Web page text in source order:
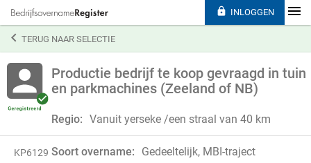
TERUG NAAR SELECTIE
Productie bedrijf te koop gevraagd in tuin
en parkmachines (Zeeland of NB)
Regio: Vanuit yerseke /een straal van 40 km
KP6129 Soort overname: Gedeeltelijk, MBI-traject
 INLOGGEN